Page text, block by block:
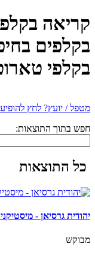
קריאה
בקלפים
בקלפי
מטפל / יועץ? לחץ להופיע
חפש בתוך התוצאות:
כל התוצאות
יהודית גרסיאן -
מבוקש